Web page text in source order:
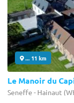
... 11 km
Le Manoir du
Seneffe - Hainaut